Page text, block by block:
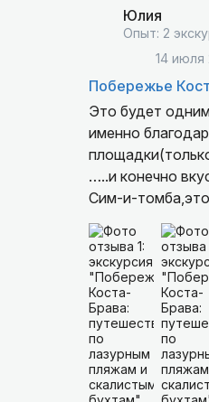
Юлия
Опыт: 2
14 июля
Побережье
Это будет
именно
…..и конечно
Сим-и-
что ему
другие,которые
Вадим